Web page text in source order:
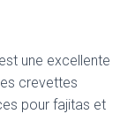
une excellente
crevettes
pour fajitas et